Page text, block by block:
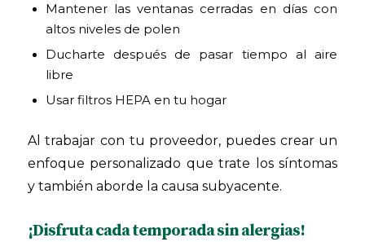
Mantener las ventanas cerradas en días con
altos niveles de polen
Ducharte después de pasar tiempo al aire
libre
Usar filtros HEPA en tu hogar
Al trabajar con tu proveedor, puedes crear un
enfoque personalizado que trate los síntomas
y también aborde la causa subyacente.
¡Disfruta cada temporada sin alergias!